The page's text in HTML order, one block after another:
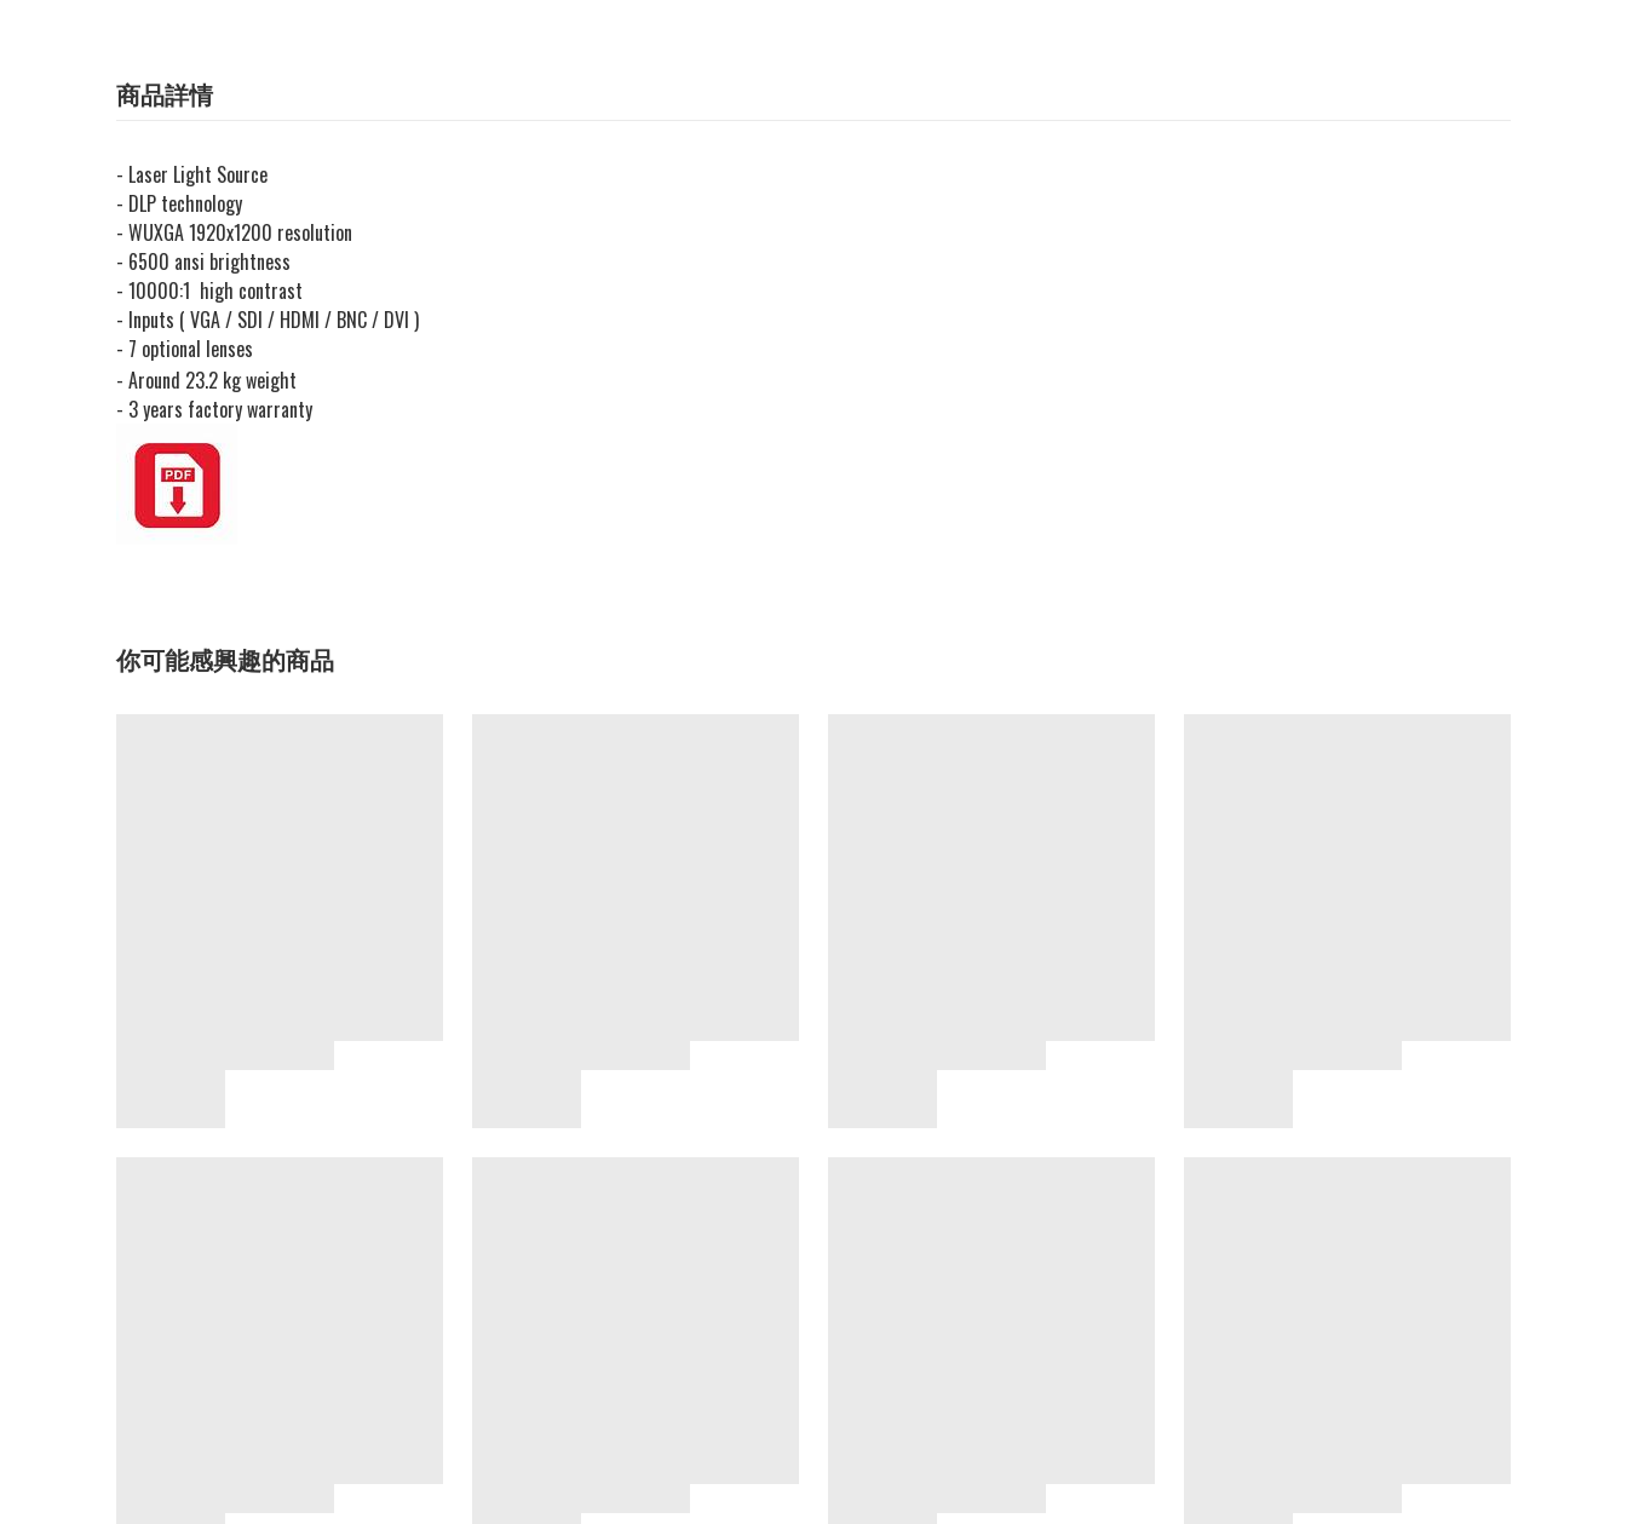
商品詳情
- Laser Light Source
- DLP technology
- WUXGA 1920x1200 resolution
- 6500 ansi brightness
- 10000:1 high contrast
- Inputs ( VGA / SDI / HDMI / BNC / DVI )
- 7 optional lenses
- Around 23.2 kg weight
- 3 years factory warranty
你可能感興趣的商品